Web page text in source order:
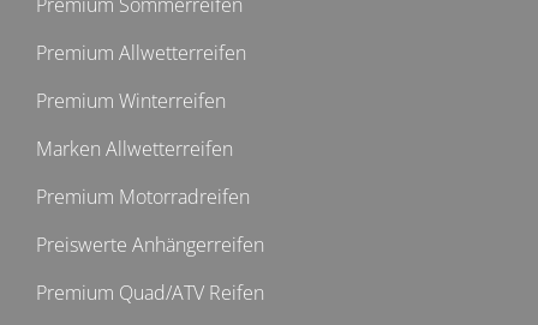
Premium Sommerreifen
Premium Allwetterreifen
Premium Winterreifen
Marken Allwetterreifen
Premium Motorradreifen
Preiswerte Anhängerreifen
Premium Quad/ATV Reifen